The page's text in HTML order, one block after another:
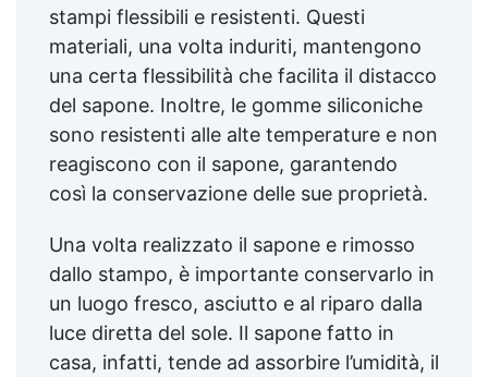
stampi flessibili e resistenti. Questi
materiali, una volta induriti, mantengono
una certa flessibilità che facilita il distacco
del sapone. Inoltre, le gomme siliconiche
sono resistenti alle alte temperature e non
reagiscono con il sapone, garantendo
così la conservazione delle sue proprietà.
Una volta realizzato il sapone e rimosso
dallo stampo, è importante conservarlo in
un luogo fresco, asciutto e al riparo dalla
luce diretta del sole. Il sapone fatto in
casa, infatti, tende ad assorbire l’umidità, il